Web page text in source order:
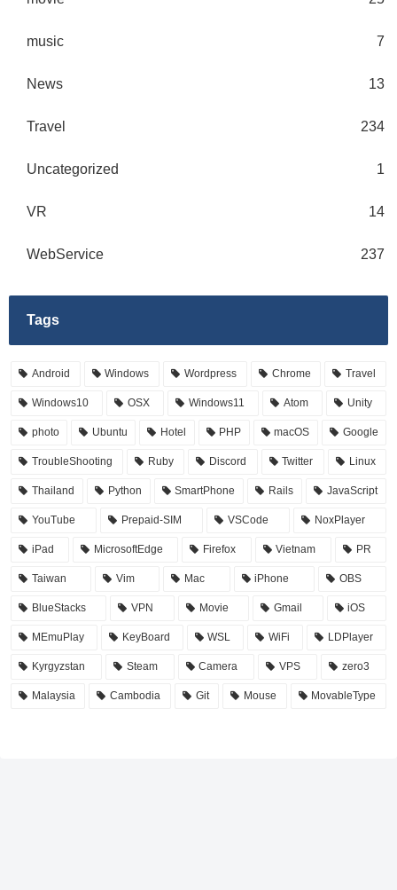
music 7
News 13
Travel 234
Uncategorized 1
VR 14
WebService 237
Tags
Android Windows Wordpress Chrome Travel
Windows10 OSX Windows11 Atom Unity
photo Ubuntu Hotel PHP macOS Google
TroubleShooting Ruby Discord Twitter Linux
Thailand Python SmartPhone Rails JavaScript
YouTube Prepaid-SIM VSCode NoxPlayer
iPad MicrosoftEdge Firefox Vietnam PR
Taiwan Vim Mac iPhone OBS
BlueStacks VPN Movie Gmail iOS
MEmuPlay KeyBoard WSL WiFi LDPlayer
Kyrgyzstan Steam Camera VPS zero3
Malaysia Cambodia Git Mouse MovableType